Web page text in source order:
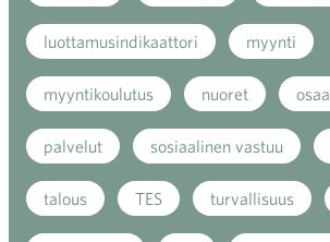
luottamusindikaattori myynti
myyntikoulutus nuoret
palvelut sosiaalinen vastuu
talous TES turvallisuus